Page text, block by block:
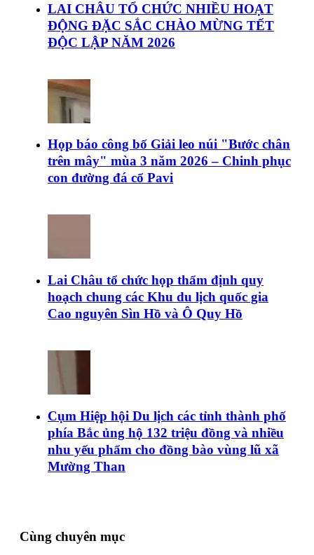
LAI CHÂU TỔ CHỨC NHIỀU HOẠT
ĐỘNG ĐẶC SẮC CHÀO MỪNG TẾT
ĐỘC LẬP NĂM 2026
Họp báo công bố Giải leo núi "Bước chân
trên mây" mùa 3 năm 2026 – Chinh phục
con đường đá cổ Pavi
Lai Châu tổ chức họp thẩm định quy
hoạch chung các Khu du lịch quốc gia
Cao nguyên Sìn Hồ và Ô Quy Hồ
Cụm Hiệp hội Du lịch các tỉnh thành phố
phía Bắc ủng hộ 132 triệu đồng và nhiều
nhu yếu phẩm cho đồng bào vùng lũ xã
Mường Than
Cùng chuyên mục